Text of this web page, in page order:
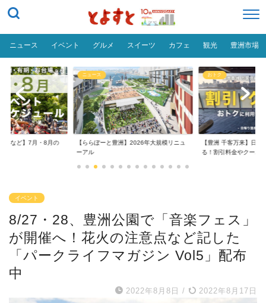
ニュース イベント グルメ スイーツ カフェ 観光 豊洲市場
場など】7月・8月の
ニュース
【ららぽーと豊洲】2026年大規模リニュ
ーアル
おトク
【豊洲 千客万来】日帰
る！割引料金やクーポ...
イベント
8/27・28、豊洲公園で「音楽フェス」
が開催へ！花火の注意点など記した
「パークライフマガジン Vol5」配布
中
2022年8月8日 / 2022年8月17日